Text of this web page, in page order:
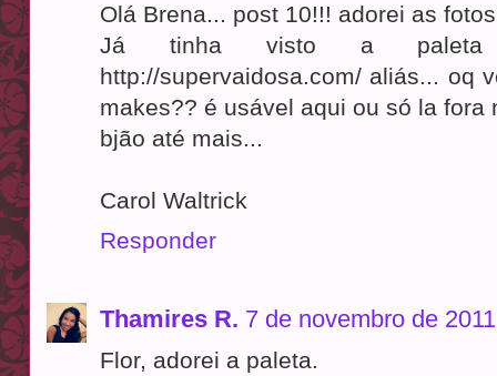
Olá Brena... post 10!!! adorei as
Já tinha visto a paleta
http://supervaidosa.com/ aliás... oq
makes?? é usável aqui ou só la fora
bjão até mais...
Carol Waltrick
Responder
Thamires R. 7 de novembro de
Flor, adorei a paleta.